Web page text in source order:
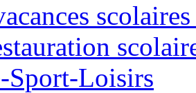
Sport-Loisirs